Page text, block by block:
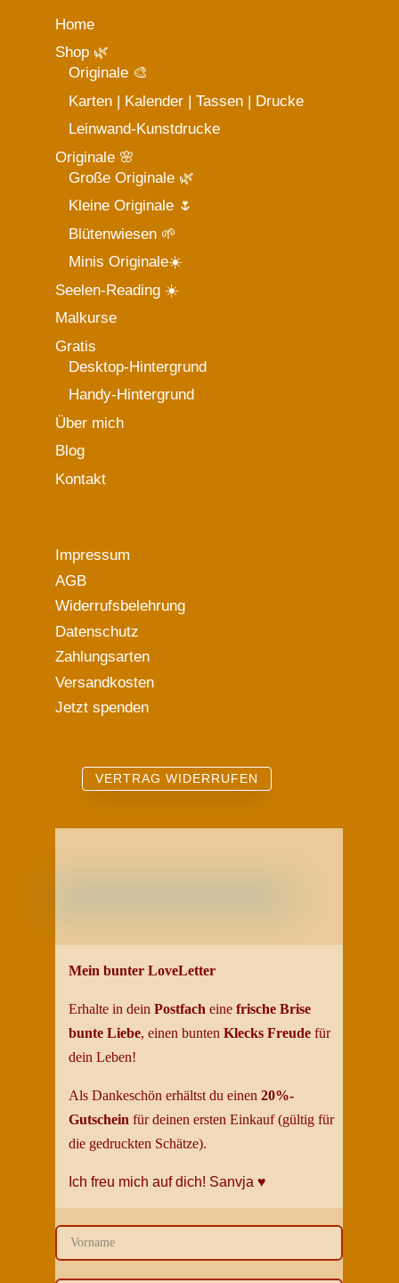
Home
Shop 🌿
Originale 🎨
Karten | Kalender | Tassen | Drucke
Leinwand-Kunstdrucke
Originale 🌸
Große Originale 🌿
Kleine Originale 🌷
Blütenwiesen 🌱
Minis Originale☀️
Seelen-Reading ☀️
Malkurse
Gratis
Desktop-Hintergrund
Handy-Hintergrund
Über mich
Blog
Kontakt
Impressum
AGB
Widerrufsbelehrung
Datenschutz
Zahlungsarten
Versandkosten
Jetzt spenden
VERTRAG WIDERRUFEN
Mein bunter LoveLetter
Erhalte in deinPostfach einefrische Brise
bunte Liebe, einen buntenKlecks Freude für
deinLeben!
Als Dankeschön erhältst du einen20%-
Gutschein für deinen ersten Einkauf (gültig für
die gedruckten Schätze).
Ich freu mich auf dich! Sanvja♥